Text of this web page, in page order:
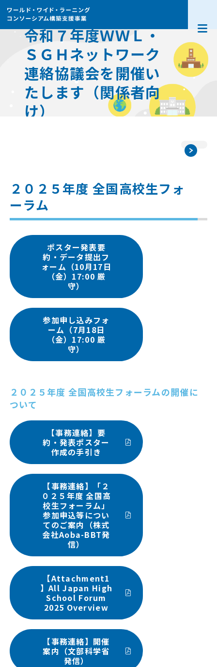
WWLとは
採択機関
お知らせ
外部リンク
新着メール登録
お問い合わせ
JP
令和７年度ＷＷＬ・
ＳＧＨネットワーク
連絡協議会を開催い
たします（関係者向
け）
２０２５年度 全国高校生フォ
ーラム
ポスター発表要
約・データ提出フ
ォーム（10月17日
（金）17:00 厳
守）
参加申し込みフォ
ーム（7月18日
（金）17:00 厳
守）
２０２５年度 全国高校生フォーラムの開催に
ついて
【事務連絡】要
約・発表ポスター
作成の手引き
【事務連絡】「２
０２５年度 全国高
校生フォーラム」
参加申込等につい
てのご案内（株式
会社Aoba-BBT発
信）
【Attachment1
】All Japan High
School Forum
2025 Overview
【事務連絡】開催
案内（文部科学省
発信）